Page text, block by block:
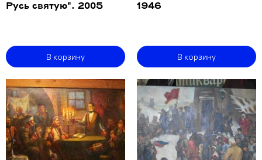
Русь святую". 2005
В корзину
1946
В корзину